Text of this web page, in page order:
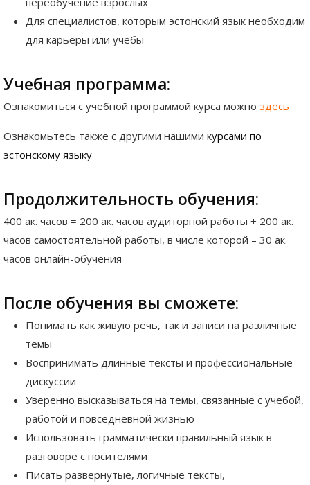
Для специалистов, которым эстонский язык необходим
для карьеры или учебы
Учебная программа:
Ознакомиться с учебной программой курса можно здесь
Ознакомьтесь также с другими нашими курсами по
эстонскому языку
Продолжительность обучения:
400 ак. часов = 200 ак. часов аудиторной работы + 200 ак.
часов самостоятельной работы, в числе которой – 30 ак.
часов онлайн-обучения
После обучения вы сможете:
Понимать как живую речь, так и записи на различные
темы
Воспринимать длинные тексты и профессиональные
дискуссии
Уверенно высказываться на темы, связанные с учебой,
работой и повседневной жизнью
Использовать грамматически правильный язык в
разговоре с носителями
Писать развернутые, логичные тексты,